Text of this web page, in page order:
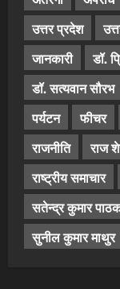
उत्तर प्रदेश
जानकारी
डॉ.
डॉ. सत्यवान सौरभ
पर्यटन
फीचर
राजनीति
राज
राष्ट्रीय समाचार
सतेन्द्र कुमार
सुनील कुमार माथुर